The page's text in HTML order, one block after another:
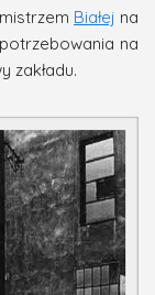
Białej na
na
zakładu.